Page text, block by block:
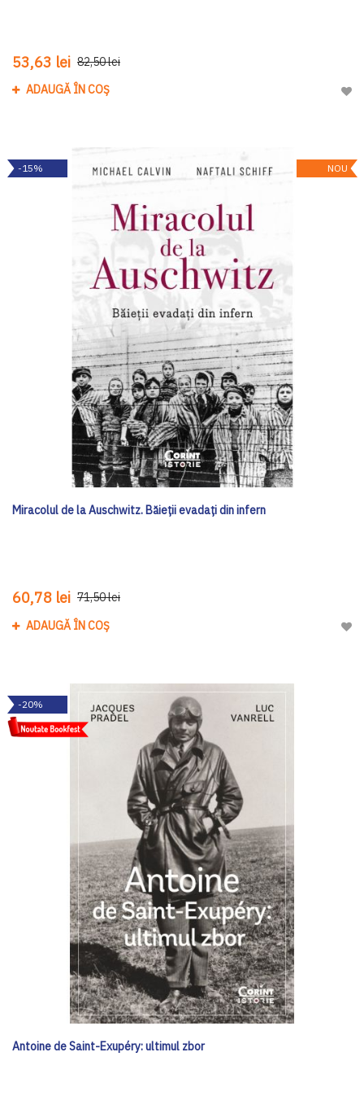
53,63 lei 82,50 lei
ADAUGĂ ÎN COȘ
NOU
-15%
Miracolul de la Auschwitz. Băieții evadați din infern
60,78 lei 71,50 lei
ADAUGĂ ÎN COȘ
-20%
Antoine de Saint-Exupéry: ultimul zbor